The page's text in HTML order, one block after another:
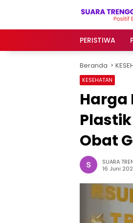
PERISTIWA
Beranda
KESEHATAN
Harga
Obat
SUARA
16 Juni